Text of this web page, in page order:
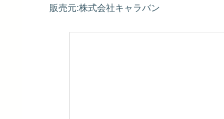
販売元:株式会社キャラバン